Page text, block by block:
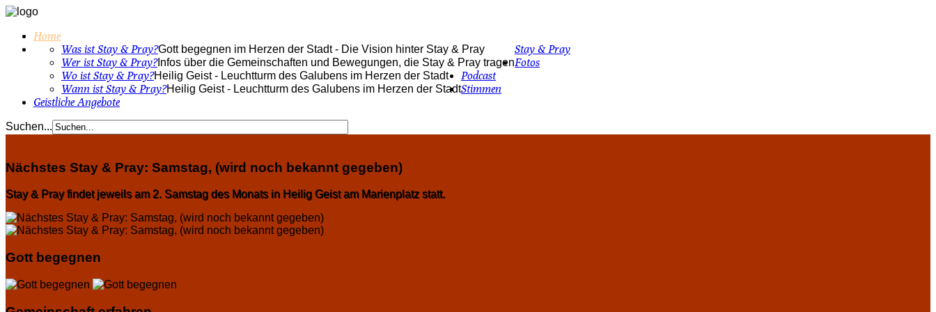
Home
Stay & Pray
Was ist Stay & Pray?Gott begegnen im Herzen der Stadt - Die Vision hinter Stay & Pray
Wer ist Stay & Pray?Infos über die Gemeinschaften und Bewegungen, die Stay & Pray tragen
Wo ist Stay & Pray?Heilig Geist - Leuchtturm des Galubens im Herzen der Stadt
Wann ist Stay & Pray?Heilig Geist - Leuchtturm des Galubens im Herzen der Stadt
Fotos
Podcast
Stimmen
Geistliche Angebote
Suchen...
Nächstes Stay & Pray: Samstag, (wird noch bekannt gegeben)
Stay & Pray findet jeweils am 2. Samstag des Monats in Heilig Geist am Marienplatz statt.
Gott begegnen